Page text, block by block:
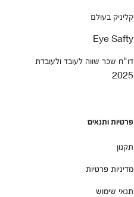
קליניק בעולם
Eye Safty
דו"ח שכר שווה לעובד ולעובדת
2025
פרטיות ותנאים
תקנון
מדיניות פרטיות
תנאי שימוש